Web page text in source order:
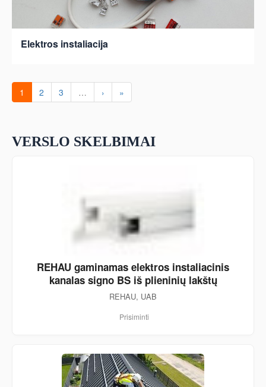
Elektros instaliacija
1 2 3 … › »
VERSLO SKELBIMAI
REHAU gaminamas elektros instaliacinis
kanalas signo BS iš plieninių lakštų
REHAU, UAB
Prisiminti